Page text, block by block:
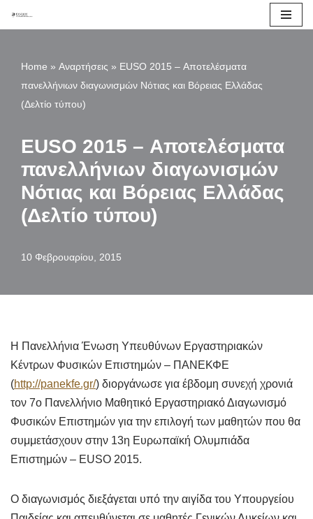
Home » Αναρτήσεις » EUSO 2015 – Αποτελέσματα
πανελλήνιων διαγωνισμών Νότιας και Βόρειας Ελλάδας
(Δελτίο τύπου)
EUSO 2015 – Αποτελέσματα
πανελλήνιων διαγωνισμών
Νότιας και Βόρειας Ελλάδας
(Δελτίο τύπου)
10 Φεβρουαρίου, 2015
Η Πανελλήνια Ένωση Υπευθύνων Εργαστηριακών
Κέντρων Φυσικών Επιστημών – ΠΑΝΕΚΦΕ
(http://panekfe.gr/) διοργάνωσε για έβδομη συνεχή χρονιά
τον 7ο Πανελλήνιο Μαθητικό Εργαστηριακό Διαγωνισμό
Φυσικών Επιστημών για την επιλογή των μαθητών που θα
συμμετάσχουν στην 13η Ευρωπαϊκή Ολυμπιάδα
Επιστημών – EUSO 2015.
Ο διαγωνισμός διεξάγεται υπό την αιγίδα του Υπουργείου